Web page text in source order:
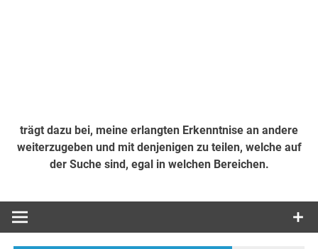
trägt dazu bei, meine erlangten Erkenntnise an andere
weiterzugeben und mit denjenigen zu teilen, welche auf
der Suche sind, egal in welchen Bereichen.